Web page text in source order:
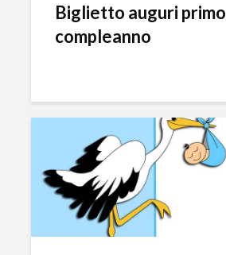
Biglietto auguri primo
compleanno